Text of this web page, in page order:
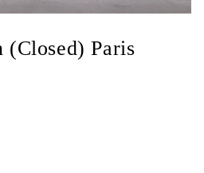
Paris